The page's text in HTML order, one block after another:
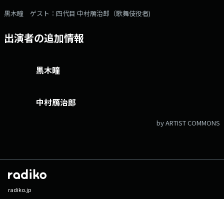
黒木瞳 ゲスト：四代目 中村鴈治郎（歌舞伎役者)
出演者の追加情報
黒木瞳
中村鴈治郎
by ARTIST COMMONS
radiko.jp